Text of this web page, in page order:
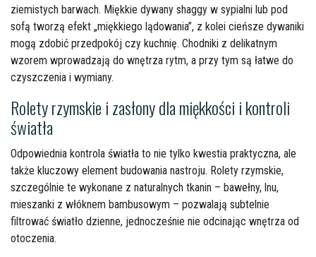
ziemistych barwach. Miękkie dywany shaggy w sypialni lub pod
sofą tworzą efekt „miękkiego lądowania”, z kolei cieńsze dywaniki
mogą zdobić przedpokój czy kuchnię. Chodniki z delikatnym
wzorem wprowadzają do wnętrza rytm, a przy tym są łatwe do
czyszczenia i wymiany.
Rolety rzymskie i zasłony dla miękkości i kontroli
światła
Odpowiednia kontrola światła to nie tylko kwestia praktyczna, ale
także kluczowy element budowania nastroju. Rolety rzymskie,
szczególnie te wykonane z naturalnych tkanin – bawełny, lnu,
mieszanki z włóknem bambusowym – pozwalają subtelnie
filtrować światło dzienne, jednocześnie nie odcinając wnętrza od
otoczenia.